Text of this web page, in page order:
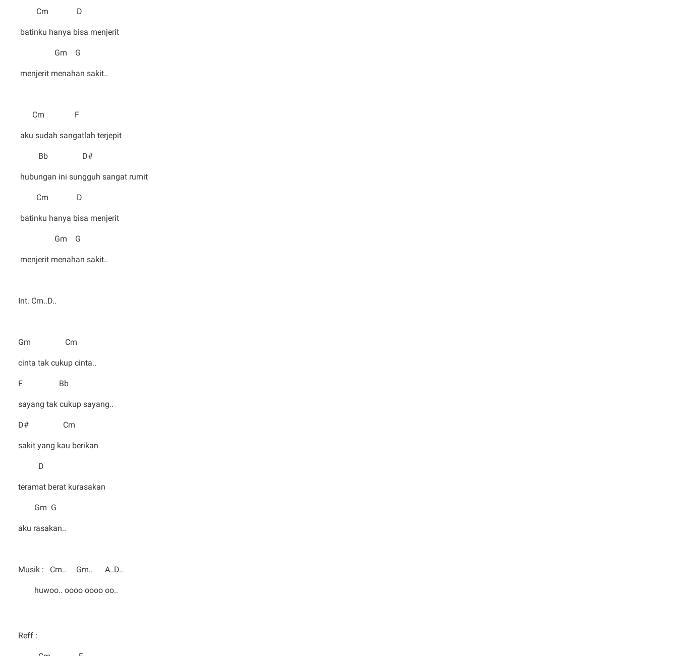
Cm D
batinku hanya bisa menjerit
Gm G
menjerit menahan sakit..
Cm F
aku sudah sangatlah terjepit
Bb D#
hubungan ini sungguh sangat rumit
Cm D
batinku hanya bisa menjerit
Gm G
menjerit menahan sakit..
Int. Cm..D..
Gm Cm
cinta tak cukup cinta..
F Bb
sayang tak cukup sayang..
D# Cm
sakit yang kau berikan
D
teramat berat kurasakan
Gm G
aku rasakan..
Musik : Cm.. Gm.. A..D..
huwoo.. oooo oooo oo..
Reff :